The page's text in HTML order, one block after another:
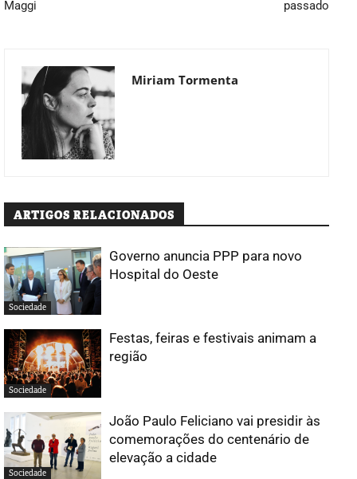
Maggi passado
Miriam Tormenta
ARTIGOS RELACIONADOS
Sociedade
Governo anuncia PPP para novo
Hospital do Oeste
Sociedade
Festas, feiras e festivais animam a
região
Sociedade
João Paulo Feliciano vai presidir às
comemorações do centenário de
elevação a cidade